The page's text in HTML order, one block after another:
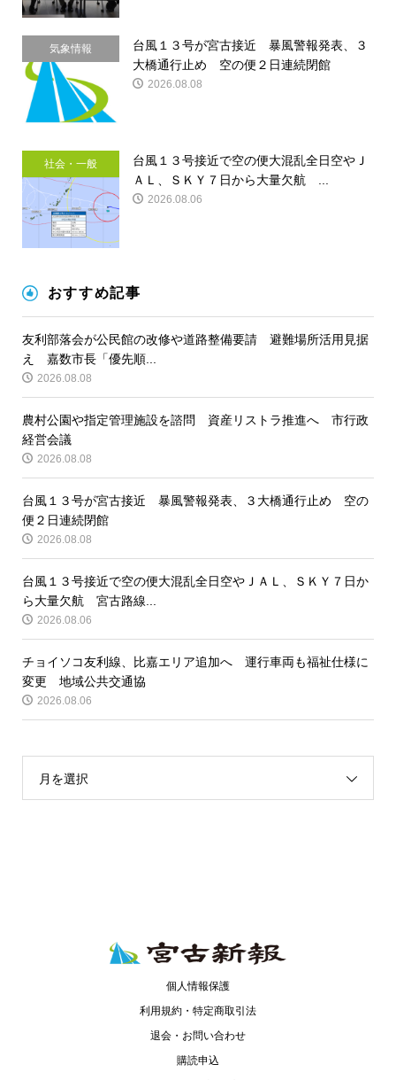
気象情報
台風１３号が宮古接近 暴風警報発表、３
大橋通行止め 空の便２日連続閉館
2026.08.08
社会・一般
台風１３号接近で空の便大混乱全日空やＪ
ＡＬ、ＳＫＹ７日から大量欠航 ...
2026.08.06
おすすめ記事
友利部落会が公民館の改修や道路整備要請 避難場所活用見据
え 嘉数市長「優先順...
2026.08.08
農村公園や指定管理施設を諮問 資産リストラ推進へ 市行政
経営会議
2026.08.08
台風１３号が宮古接近 暴風警報発表、３大橋通行止め 空の
便２日連続閉館
2026.08.08
台風１３号接近で空の便大混乱全日空やＪＡＬ、ＳＫＹ７日か
ら大量欠航 宮古路線...
2026.08.06
チョイソコ友利線、比嘉エリア追加へ 運行車両も福祉仕様に
変更 地域公共交通協
2026.08.06
月を選択
個人情報保護
利用規約・特定商取引法
退会・お問い合わせ
購読申込